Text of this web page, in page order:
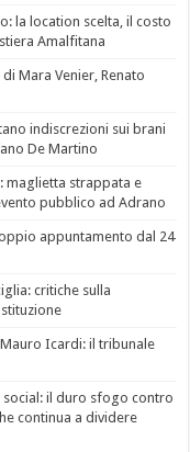
la location scelta, il costo
Amalfitana
Mara Venier, Renato
indiscrezioni sui brani
De Martino
maglietta strappata e
pubblico ad Adrano
appuntamento dal 24
critiche sulla
Icardi: il tribunale
social: il duro sfogo contro
continua a dividere